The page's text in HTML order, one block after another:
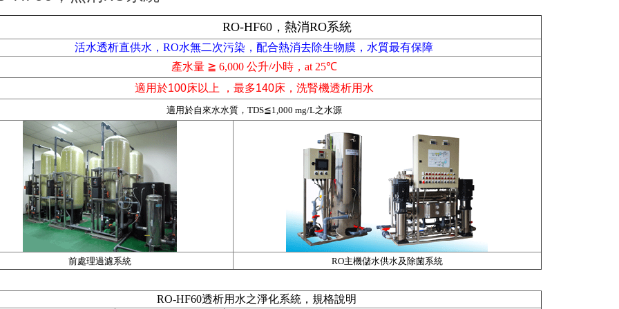
RO-HF60，熱消RO系統
活水透析直供水，RO水無二次污染，配合熱消去除生物膜，水質最有保障
產水量 ≧ 6,000 公升/小時，at 25℃
適用於100床以上 ，最多140床，洗腎機透析用水
適用於自來水水質，TDS≦1,000 mg/L之水源
前處理過濾系統 RO主機儲水供水及除菌系統
RO-HF60透析用水之淨化系統，規格說明